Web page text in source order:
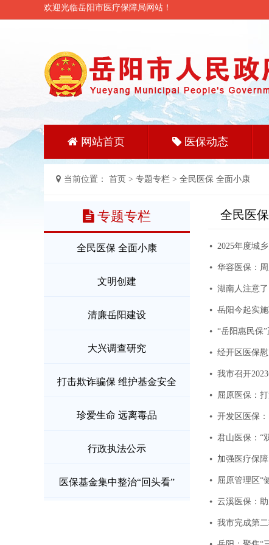
欢迎光临岳阳市医疗保障局网站！
网站首页 医保动态
当前位置： 首页 > 专题专栏 > 全民医保 全面小康
专题专栏
全民医保 全面小康
文明创建
清廉岳阳建设
大兴调查研究
打击欺诈骗保 维护基金安全
珍爱生命 远离毒品
行政执法公示
医保基金集中整治“回头看”
全民医
2025年度城
华容医保：
湖南人注意
岳阳今起实
“岳阳惠民保”
经开区医保
我市召开
屈原医保：
开发区医保
君山医保：“
加强医疗保
屈原管理区“
云溪医保：
我市完成第